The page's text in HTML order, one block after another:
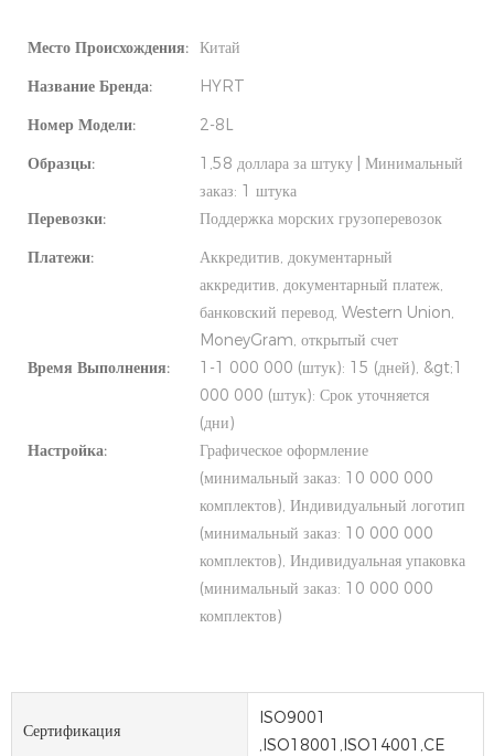
Место Происхождения: Китай
Название Бренда:
HYRT
Номер Модели:
2-8L
Образцы:
1,58 доллара за штуку | Минимальный
заказ: 1 штука
Перевозки:
Поддержка морских грузоперевозок
Платежи:
Аккредитив, документарный
аккредитив, документарный платеж,
банковский перевод, Western Union,
MoneyGram, открытый счет
Время Выполнения:
1-1 000 000 (штук): 15 (дней), &gt;1
000 000 (штук): Срок уточняется
(дни)
Настройка:
Графическое оформление
(минимальный заказ: 10 000 000
комплектов), Индивидуальный логотип
(минимальный заказ: 10 000 000
комплектов), Индивидуальная упаковка
(минимальный заказ: 10 000 000
комплектов)
Сертификация
ISO9001
,ISO18001,ISO14001,CE